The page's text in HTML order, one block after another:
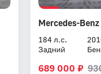
Mercedes-
184 л.с.
Задний
689 000 ₽